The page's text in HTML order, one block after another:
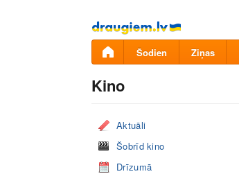
Pāriet
uz
saturu
Šodien Ziņas
Kino
Aktuāli
Šobrīd kino
Drīzumā